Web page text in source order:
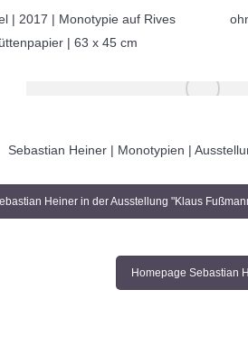
| 2017 | Monotypie auf Rives
| 63 x 45 cm
Sebastian Heiner | Monotypien |
Heiner in der Ausstellung "Klaus
Homepage Sebastian